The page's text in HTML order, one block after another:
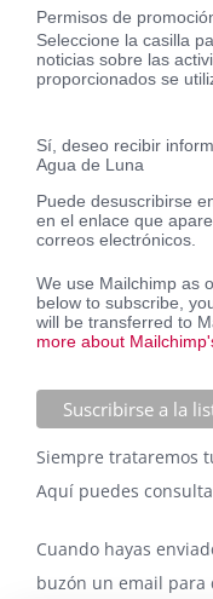
Permisos de
Seleccione la casilla
noticias sobre las
proporcionados se
Sí, deseo recibir
Agua de Luna
Puede desuscribirse
en el enlace que
correos electrónicos.
We use Mailchimp as
below to subscribe,
will be transferred to
more about
Siempre trataremos
Aquí puedes
Cuando hayas
buzón un email